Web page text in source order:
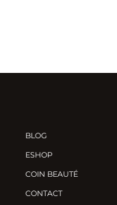
BLOG
ESHOP
COIN BEAUTÉ
CONTACT